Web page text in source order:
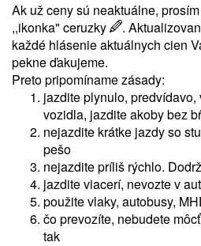
Ak už ceny sú neaktuálne,
,,ikonka" ceruzky
.
každé hlásenie aktuálnych cien
pekne ďakujeme.
Preto pripomíname zásady:
jazdite plynulo,
vozidla, jazdite akoby bez
nejazdite krátke jazdy so
pešo
nejazdite príliš rýchlo.
jazdite viacerí, nevozte v
použite vlaky, autobusy,
čo prevozíte, nebudete
tak